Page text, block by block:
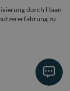
durch Haan
zu